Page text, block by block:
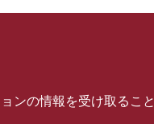
ンの情報を受け取ること